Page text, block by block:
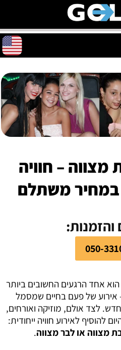
מצווה – חוויה
משתלם
והזמנות:
אחד הרגעים החשובים ביותר
אירוע של פעם בחיים שמסמל
לצד אולם, מוזיקה ואורחים,
להוסיף לאירוע חוויה ייחודית:
מצווה או לבר מצווה.